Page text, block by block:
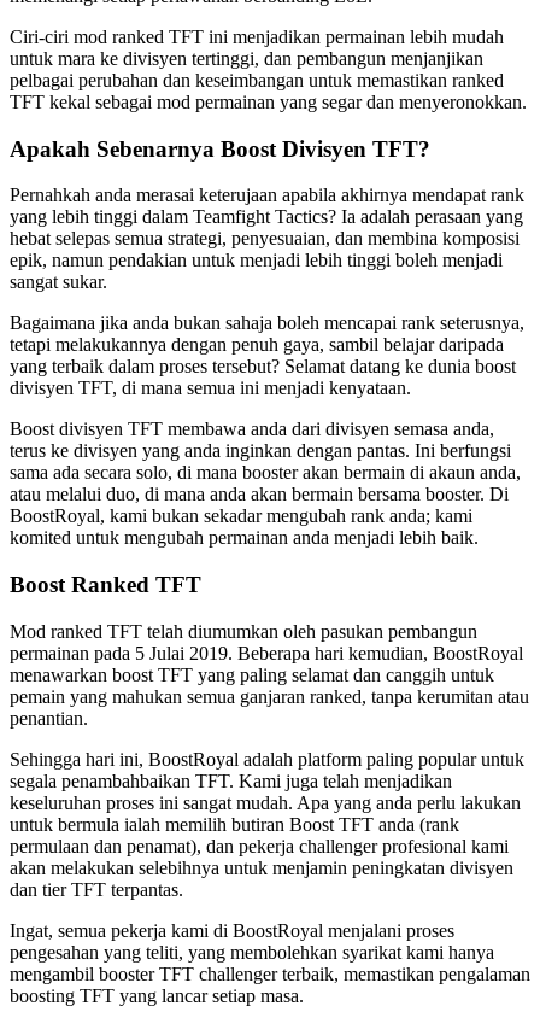
Ciri-ciri mod ranked TFT ini menjadikan permainan lebih mudah
untuk mara ke divisyen tertinggi, dan pembangun menjanjikan
pelbagai perubahan dan keseimbangan untuk memastikan ranked
TFT kekal sebagai mod permainan yang segar dan menyeronokkan.
Apakah Sebenarnya Boost Divisyen TFT?
Pernahkah anda merasai keterujaan apabila akhirnya mendapat rank
yang lebih tinggi dalam Teamfight Tactics? Ia adalah perasaan yang
hebat selepas semua strategi, penyesuaian, dan membina komposisi
epik, namun pendakian untuk menjadi lebih tinggi boleh menjadi
sangat sukar.
Bagaimana jika anda bukan sahaja boleh mencapai rank seterusnya,
tetapi melakukannya dengan penuh gaya, sambil belajar daripada
yang terbaik dalam proses tersebut? Selamat datang ke dunia boost
divisyen TFT, di mana semua ini menjadi kenyataan.
Boost divisyen TFT membawa anda dari divisyen semasa anda,
terus ke divisyen yang anda inginkan dengan pantas. Ini berfungsi
sama ada secara solo, di mana booster akan bermain di akaun anda,
atau melalui duo, di mana anda akan bermain bersama booster. Di
BoostRoyal, kami bukan sekadar mengubah rank anda; kami
komited untuk mengubah permainan anda menjadi lebih baik.
Boost Ranked TFT
Mod ranked TFT telah diumumkan oleh pasukan pembangun
permainan pada 5 Julai 2019. Beberapa hari kemudian, BoostRoyal
menawarkan boost TFT yang paling selamat dan canggih untuk
pemain yang mahukan semua ganjaran ranked, tanpa kerumitan atau
penantian.
Sehingga hari ini, BoostRoyal adalah platform paling popular untuk
segala penambahbaikan TFT. Kami juga telah menjadikan
keseluruhan proses ini sangat mudah. Apa yang anda perlu lakukan
untuk bermula ialah memilih butiran Boost TFT anda (rank
permulaan dan penamat), dan pekerja challenger profesional kami
akan melakukan selebihnya untuk menjamin peningkatan divisyen
dan tier TFT terpantas.
Ingat, semua pekerja kami di BoostRoyal menjalani proses
pengesahan yang teliti, yang membolehkan syarikat kami hanya
mengambil booster TFT challenger terbaik, memastikan pengalaman
boosting TFT yang lancar setiap masa.